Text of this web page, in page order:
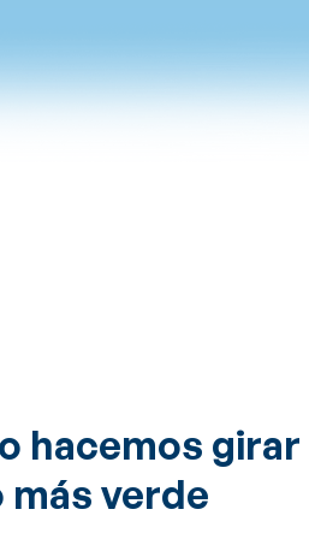
hacemos girar
más verde